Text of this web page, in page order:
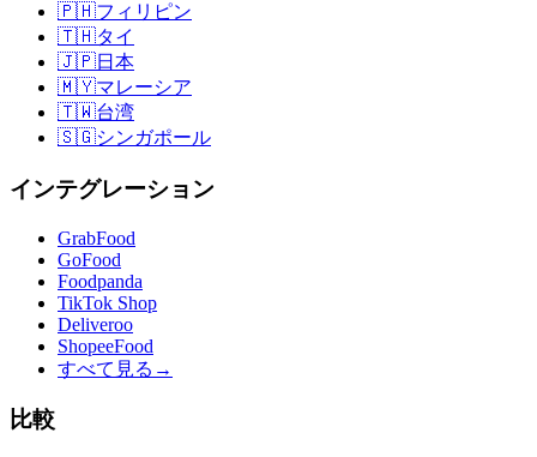
🇵🇭フィリピン
🇹🇭タイ
🇯🇵日本
🇲🇾マレーシア
🇹🇼台湾
🇸🇬シンガポール
インテグレーション
GrabFood
GoFood
Foodpanda
TikTok Shop
Deliveroo
ShopeeFood
すべて見る →
比較